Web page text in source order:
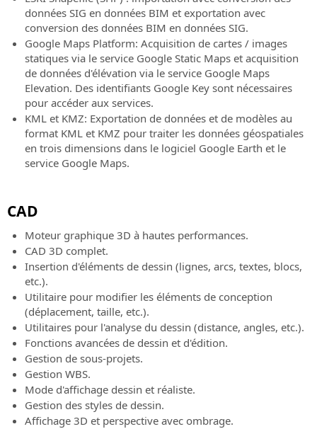
données SIG en données BIM et exportation avec
conversion des données BIM en données SIG.
Google Maps Platform: Acquisition de cartes / images
statiques via le service Google Static Maps et acquisition
de données d'élévation via le service Google Maps
Elevation. Des identifiants Google Key sont nécessaires
pour accéder aux services.
KML et KMZ: Exportation de données et de modèles au
format KML et KMZ pour traiter les données géospatiales
en trois dimensions dans le logiciel Google Earth et le
service Google Maps.
CAD
Moteur graphique 3D à hautes performances.
CAD 3D complet.
Insertion d'éléments de dessin (lignes, arcs, textes, blocs,
etc.).
Utilitaire pour modifier les éléments de conception
(déplacement, taille, etc.).
Utilitaires pour l'analyse du dessin (distance, angles, etc.).
Fonctions avancées de dessin et d'édition.
Gestion de sous-projets.
Gestion WBS.
Mode d'affichage dessin et réaliste.
Gestion des styles de dessin.
Affichage 3D et perspective avec ombrage.